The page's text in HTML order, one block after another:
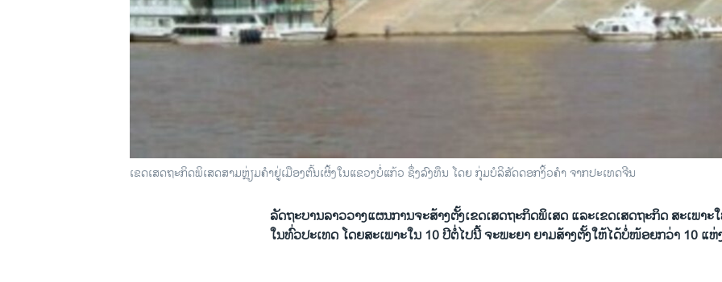
ເຂດເສດຖະກິດພິເສດສາມຫຼ່ຽມຄໍາຢູ່ເມືອງຕົ້ນເຜິ້ງໃນແຂວງບໍ່ແກ້ວ ຊຶ່ງລົງທຶນ ໂດຍ ກຸ່ມບໍລິສັດດອກງິ້ວຄໍາ ຈາກປະເທດຈີນ
ລັດຖະບານລາວວາງແຜນການຈະສ້າງຕັ້ງເຂດເສດຖະກິດພິເສດ ແລະເຂດເສດຖະກິດ ສະເພາະ
ໃນທົ່ວປະເທດ ໂດຍສະເພາະໃນ 10 ປີຕໍ່ໄປນີ້ ຈະພະຍາ ຍາມສ້າງຕັ້ງໃຫ້ໄດ້ບໍ່ໜ້ອຍກວ່າ 10 ແຫ່